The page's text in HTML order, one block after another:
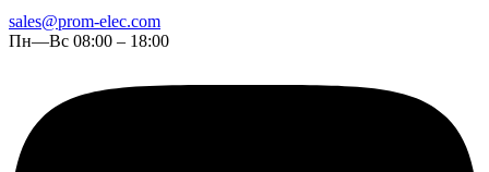
sales@prom-elec.com
Пн—Вс 08:00 – 18:00